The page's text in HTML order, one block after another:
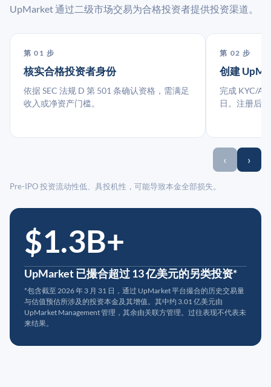
UpMarket 通过二级市场交易为合格投资者提供投资渠道。
第 01 步
核实合格投资者身份
依据 SEC 法规 D 第 501 条确认资格，需满足
收入或净资产门槛。
第 02 步
创建
完成 KYC/
日。注册后
‹ ›
Pre-IPO 投资流动性低、具投机性，可能导致本金全部损失。
$1.3B+
UpMarket 已撮合超过 13 亿美元的另类投资*
*包含截至 2026 年 3 月 31 日，通过 UpMarket 平台撮合的历史交易量
与估值预估所涉及的投资本金及其增值。其中约 3.01 亿美元由
UpMarket Management 管理，其余由关联方管理。过往表现不代表未
来结果。